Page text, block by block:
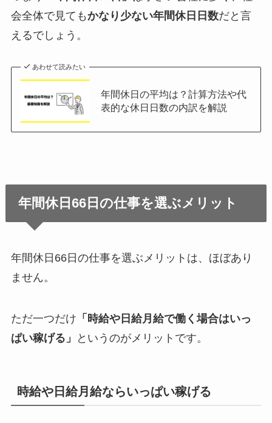
会全体で見てもかなり少ない年間休日日数だと言
えるでしょう。
あわせて読みたい
年間休日の平均は？計算方法や代
表的な休日日数の内訳を解説
年間休日66日の仕事を選ぶメリット
年間休日66日の仕事を選ぶメリットは、ほぼあり
ません。
ただ一つだけ 「時給や日給月給で働く場合はいっ
ぱい稼げる」
というのがメリットです。
時給や日給月給ならいっぱい稼げる